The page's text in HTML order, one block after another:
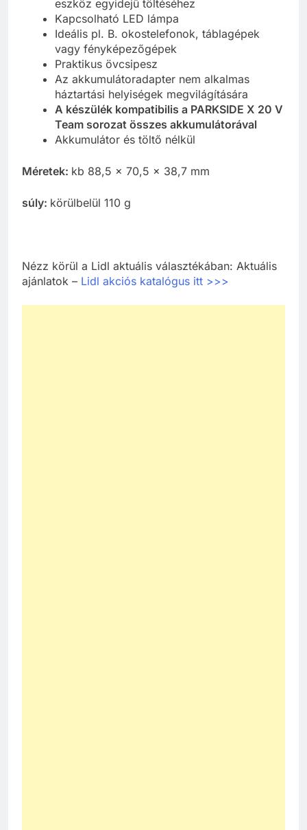
eszköz egyidejű töltéséhez
Kapcsolható LED lámpa
Ideális pl. B. okostelefonok, táblagépek
vagy fényképezőgépek
Praktikus övcsipesz
Az akkumulátoradapter nem alkalmas
háztartási helyiségek megvilágítására
A készülék kompatibilis a PARKSIDE X 20 V
Team sorozat összes akkumulátorával
Akkumulátor és töltő nélkül
Méretek: kb 88,5 x 70,5 x 38,7 mm
súly: körülbelül 110 g
Nézz körül a Lidl aktuális választékában: Aktuális
ajánlatok – Lidl akciós katalógus itt >>>